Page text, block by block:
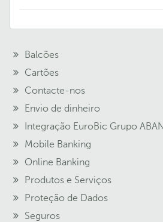
Balcões
Cartões
Contacte-nos
Envio de dinheiro
Integração EuroBic Grupo
Mobile Banking
Online Banking
Produtos e Serviços
Proteção de Dados
Seguros